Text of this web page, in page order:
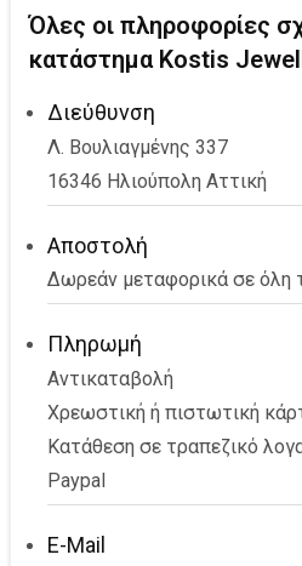
Όλες οι πληροφορίες
κατάστημα Kostis
Διεύθυνση
Λ. Βουλιαγμένης 337
16346 Ηλιούπολη Αττική
Αποστολή
Δωρεάν μεταφορικά σε όλη
Πληρωμή
Αντικαταβολή
Χρεωστική ή πιστωτική
Κατάθεση σε τραπεζικό
Paypal
E-Mail